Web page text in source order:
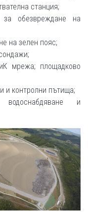
станция;
обезвреждане на
на зелен пояс;
мрежа; площадково
и контролни пътища;
и